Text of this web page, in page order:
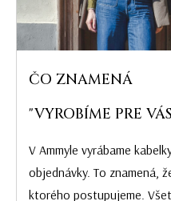
ČO ZNAMENÁ
"VYROBÍME PRE
V Ammyle vyrábame
objednávky. To znamená,
ktorého postupujeme.